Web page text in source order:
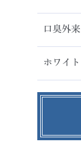
口臭外来
ホワイ